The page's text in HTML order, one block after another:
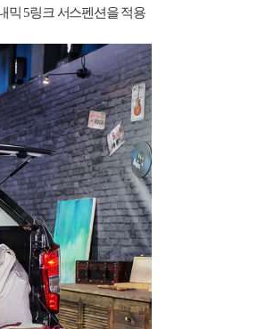
믹 5링크 서스펜션을 적용